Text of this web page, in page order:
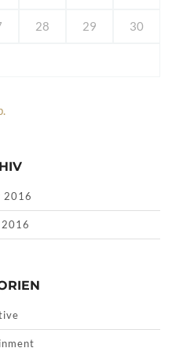
28 29 30
2016
2016